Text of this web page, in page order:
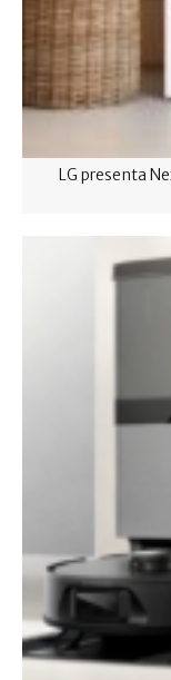
LG presenta